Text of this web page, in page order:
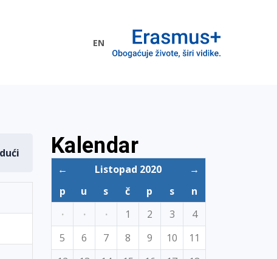
EN
Kalendar
← Listopad 2020
→
p
u s č p s
n
·
· · 1 2 3
4
5
6 7 8 9 10
11